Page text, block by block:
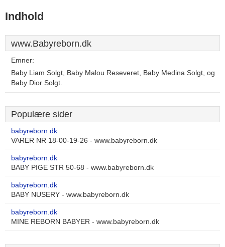
Indhold
www.Babyreborn.dk
Emner:
Baby Liam Solgt, Baby Malou Reseveret, Baby Medina Solgt, og
Baby Dior Solgt.
Populære sider
babyreborn.dk
VARER NR 18-00-19-26 - www.babyreborn.dk
babyreborn.dk
BABY PIGE STR 50-68 - www.babyreborn.dk
babyreborn.dk
BABY NUSERY - www.babyreborn.dk
babyreborn.dk
MINE REBORN BABYER - www.babyreborn.dk